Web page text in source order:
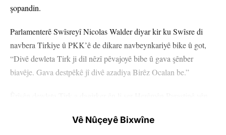
şopandin.
Parlamenterê Swîsreyî Nicolas Walder diyar kir ku Swîsre di
navbera Tirkiye û PKK’ê de dikare navbeynkariyê bike û got,
“Divê dewleta Tirk ji dil nêzî pêvajoyê bibe û gava şênber
biavêje. Gava destpêkê jî divê azadiya Birêz Ocalan be.”
Vê Nûçeyê Bixwîne